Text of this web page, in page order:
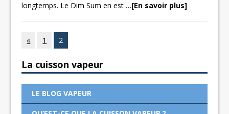
longtemps. Le Dim Sum en est…[En savoir plus]
« 1 2
La cuisson vapeur
LE BLOG VAPEUR